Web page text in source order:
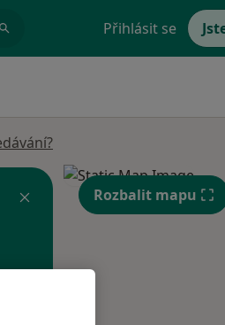
Přihlásit se
Rozbalit mapu